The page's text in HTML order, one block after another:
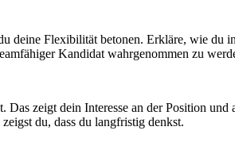
deine Flexibilität betonen. Erkläre, wie du
Kandidat wahrgenommen zu
zeigt dein Interesse an der Position
du, dass du langfristig denkst.